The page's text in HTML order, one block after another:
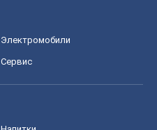
Электромобили
Сервис